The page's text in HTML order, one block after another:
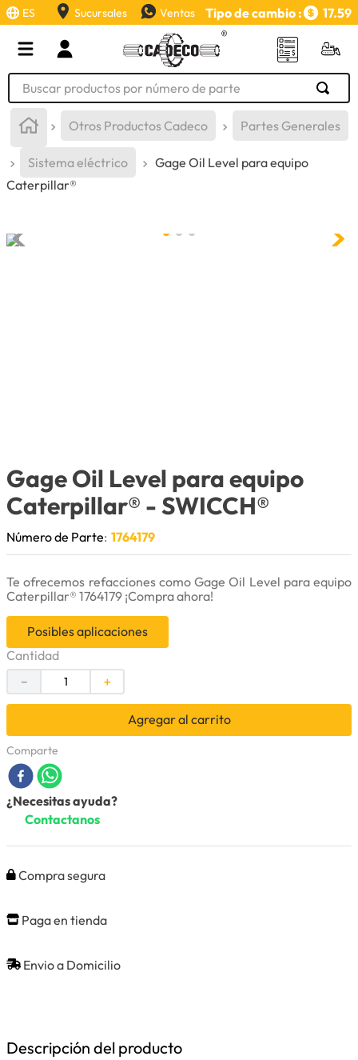
ES Sucursales Ventas Tipo de cambio : 17.59
Buscar productos por número de parte
Otros Productos Cadeco Partes Generales
Sistema eléctrico
Gage Oil Level para equipo
Caterpillar®
Gage Oil Level para equipo
Caterpillar® - SWICCH®
Número de Parte: 1764179
Te ofrecemos refacciones como Gage Oil Level para equipo
Caterpillar® 1764179 ¡Compra ahora!
Posibles aplicaciones
Cantidad
＋
－
Agregar al carrito
Comparte
¿Necesitas ayuda?
Contactanos
Compra segura
Paga en tienda
Envio a Domicilio
Descripción del producto
TÉRMINOS MÁS BUSCADOS
2.
aceite